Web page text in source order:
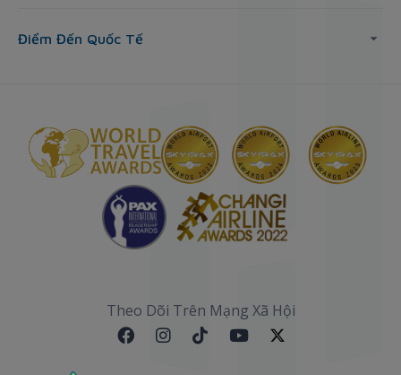
Điểm Đến Quốc Tế
Theo Dõi Trên Mạng Xã Hội